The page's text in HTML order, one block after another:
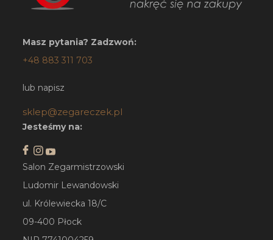
Masz pytania? Zadzwoń:
+48 883 311 703
lub napisz
sklep@zegareczek.pl
Jesteśmy na:
Salon Zegarmistrzowski
Ludomir Lewandowski
ul. Królewiecka 18/C
09-400 Płock